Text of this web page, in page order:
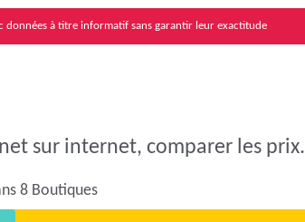
données à titre informatif sans garantir leur exactitude
sur internet, comparer les prix.
8 Boutiques